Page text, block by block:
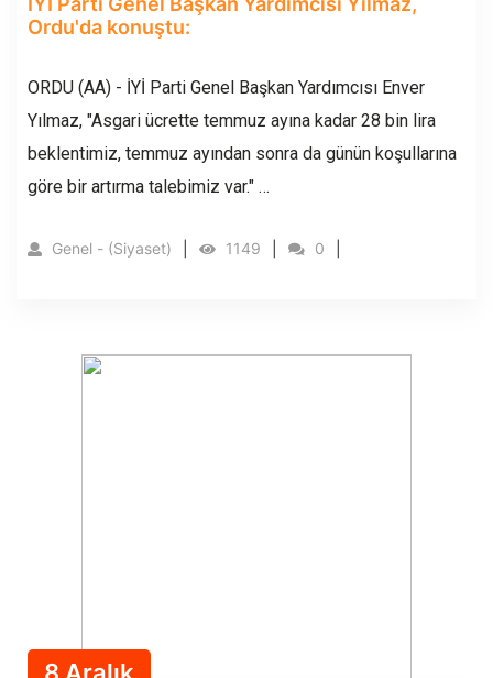
Ordu'da konuştu:
ORDU (AA) - İYİ Parti Genel Başkan Yardımcısı Enver
Yılmaz, "Asgari ücrette temmuz ayına kadar 28 bin lira
beklentimiz, temmuz ayından sonra da günün koşullarına
göre bir artırma talebimiz var." …
Genel - (Siyaset) 1149 0